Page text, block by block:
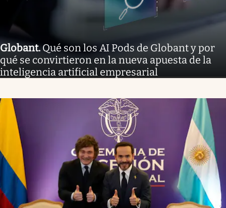
Globant.Qué son los AI Pods de Globant y por
qué se convirtieron en la nueva apuesta de la
inteligencia artificial empresarial